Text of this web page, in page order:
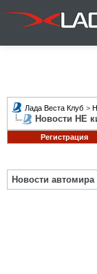
Лада Веста Клуб >
Новости НЕ
Регистрация
Новости автомира